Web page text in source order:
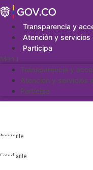
Saltar
al
contenidoTransparencia y
Atención y servicios
Participa
Menu
Transparencia y
Atención y servicios
Participa
Aspirante
Estudiante